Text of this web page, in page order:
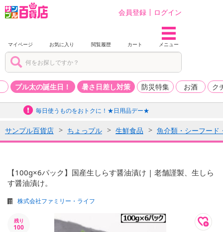
会員登録 ログイン
マイページ お気に入り 閲覧履歴 カート メニュー
プル太の誕生日！ 暑さ日差し対策 防災特集 お酒 ク
毎日使うものをおトクに！★日用品デー★
サンプル百貨店 ちょっプル 生鮮食品 魚介類・シーフード
【100g×6パック】国産生しらす醤油漬け | 老舗謹製、生しら
す醤油漬け。
株式会社ファミリー・ライフ
残り
100